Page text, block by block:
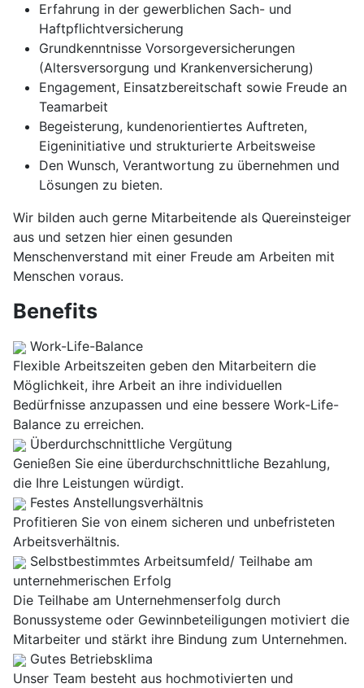
Erfahrung in der gewerblichen Sach- und
Haftpflichtversicherung
Grundkenntnisse Vorsorgeversicherungen
(Altersversorgung und Krankenversicherung)
Engagement, Einsatzbereitschaft sowie Freude an
Teamarbeit
Begeisterung, kundenorientiertes Auftreten,
Eigeninitiative und strukturierte Arbeitsweise
Den Wunsch, Verantwortung zu übernehmen und
Lösungen zu bieten.
Wir bilden auch gerne Mitarbeitende als Quereinsteiger
aus und setzen hier einen gesunden
Menschenverstand mit einer Freude am Arbeiten mit
Menschen voraus.
Benefits
Work-Life-Balance
Flexible Arbeitszeiten geben den Mitarbeitern die
Möglichkeit, ihre Arbeit an ihre individuellen
Bedürfnisse anzupassen und eine bessere Work-Life-
Balance zu erreichen.
Überdurchschnittliche Vergütung
Genießen Sie eine überdurchschnittliche Bezahlung,
die Ihre Leistungen würdigt.
Festes Anstellungsverhältnis
Profitieren Sie von einem sicheren und unbefristeten
Arbeitsverhältnis.
Selbstbestimmtes Arbeitsumfeld/ Teilhabe am
unternehmerischen Erfolg
Die Teilhabe am Unternehmenserfolg durch
Bonussysteme oder Gewinnbeteiligungen motiviert die
Mitarbeiter und stärkt ihre Bindung zum Unternehmen.
Gutes Betriebsklima
Unser Team besteht aus hochmotivierten und